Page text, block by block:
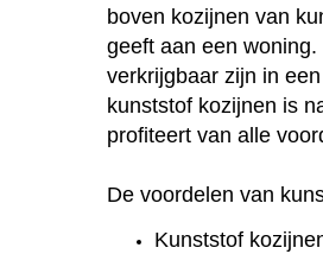
boven kozijnen van
geeft aan een
verkrijgbaar zijn in
kunststof kozijnen is
profiteert van alle
De voordelen van
Kunststof